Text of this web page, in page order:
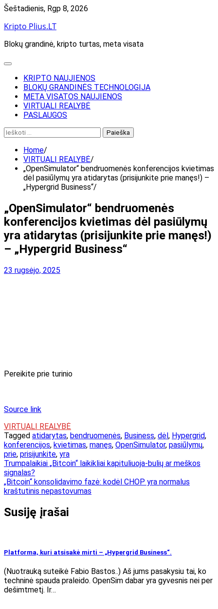
Skip
content
Šeštadienis, Rgp 8, 2026
Kripto Plius.LT
Blokų grandinė, kripto turtas, meta visata
KRIPTO NAUJIENOS
BLOKŲ GRANDINĖS TECHNOLOGIJA
META VISATOS NAUJIENOS
VIRTUALI REALYBĖ
PASLAUGOS
Ieškoti:
Home
VIRTUALI REALYBĖ
„OpenSimulator“ bendruomenės konferencijos kvietimas
dėl pasiūlymų yra atidarytas (prisijunkite prie manęs!) –
„Hypergrid Business“
„OpenSimulator“ bendruomenės
konferencijos kvietimas dėl pasiūlymų
yra atidarytas (prisijunkite prie manęs!)
– „Hypergrid Business“
23 rugsėjo, 2025
Pereikite prie turinio
Source link
VIRTUALI REALYBĖ
Tagged atidarytas, bendruomenės, Business, dėl, Hypergrid,
konferencijos, kvietimas, manęs, OpenSimulator, pasiūlymų,
prie, prisijunkite, yra
Navigacija
tarp
įrašų
Trumpalaikiai „Bitcoin“ laikikliai kapituliuoja-bulių ar meškos
signalas?
„Bitcoin“ konsolidavimo fazė: kodėl CHOP yra normalus
kraštutinis nepastovumas
Susiję įrašai
Platforma, kuri atsisakė mirti – „Hypergrid Business“.
(Nuotrauką suteikė Fabio Bastos..) Aš jums pasakysiu tai, ko
techninė spauda praleido. OpenSim dabar yra gyvesnis nei per
dešimtmetį. Ir…